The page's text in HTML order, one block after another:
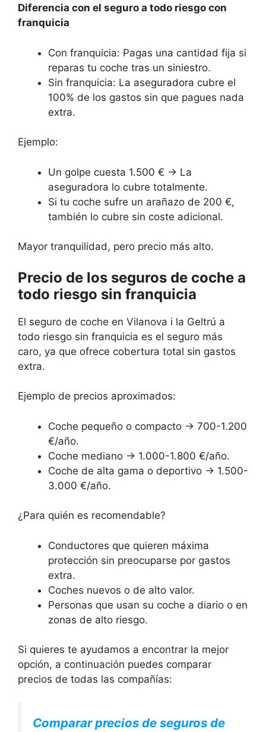
Diferencia con el seguro a todo riesgo con
franquicia
Con franquicia: Pagas una cantidad fija si
reparas tu coche tras un siniestro.
Sin franquicia: La aseguradora cubre el
100% de los gastos sin que pagues nada
extra.
Ejemplo:
Un golpe cuesta 1.500 € → La
aseguradora lo cubre totalmente.
Si tu coche sufre un arañazo de 200 €,
también lo cubre sin coste adicional.
Mayor tranquilidad, pero precio más alto.
Precio de los seguros de coche a
todo riesgo sin franquicia
El seguro de coche en Vilanova i la Geltrú a
todo riesgo sin franquicia es el seguro más
caro, ya que ofrece cobertura total sin gastos
extra.
Ejemplo de precios aproximados:
Coche pequeño o compacto → 700-1.200
€/año.
Coche mediano → 1.000-1.800 €/año.
Coche de alta gama o deportivo → 1.500-
3.000 €/año.
¿Para quién es recomendable?
Conductores que quieren máxima
protección sin preocuparse por gastos
extra.
Coches nuevos o de alto valor.
Personas que usan su coche a diario o en
zonas de alto riesgo.
Si quieres te ayudamos a encontrar la mejor
opción, a continuación puedes comparar
precios de todas las compañías:
Comparar precios de seguros de